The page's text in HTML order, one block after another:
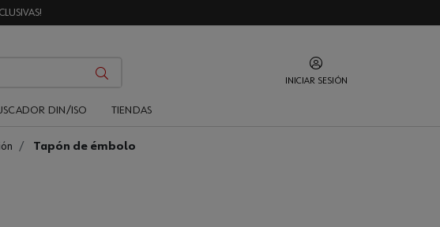
INICIAR SESIÓN
DIN/ISO TIENDAS
Tapón de émbolo